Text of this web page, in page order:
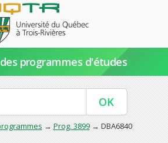
programmes d'études
→ Prog. 3899→ DBA6840